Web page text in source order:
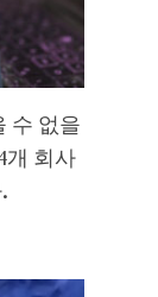
수 없을
개 회사